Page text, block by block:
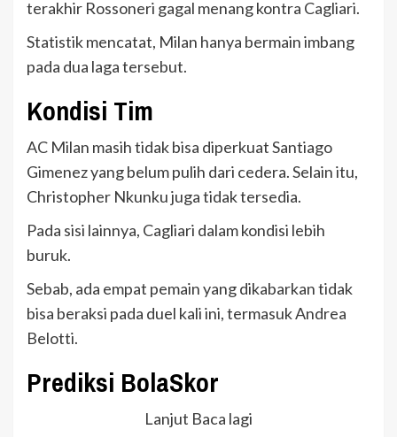
terakhir Rossoneri gagal menang kontra Cagliari.
Statistik mencatat, Milan hanya bermain imbang
pada dua laga tersebut.
Kondisi Tim
AC Milan masih tidak bisa diperkuat Santiago
Gimenez yang belum pulih dari cedera. Selain itu,
Christopher Nkunku juga tidak tersedia.
Pada sisi lainnya, Cagliari dalam kondisi lebih
buruk.
Sebab, ada empat pemain yang dikabarkan tidak
bisa beraksi pada duel kali ini, termasuk Andrea
Belotti.
Prediksi BolaSkor
Lanjut Baca lagi